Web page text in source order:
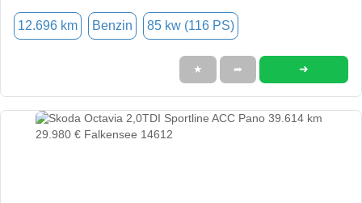
12.696 km Benzin 85 kw (116 PS)
★ ➦ ➜